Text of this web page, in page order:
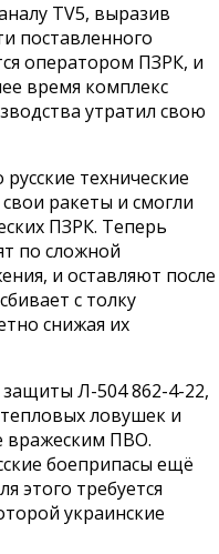
TV5, выразив
поставленного
оператором ПЗРК, и
время комплекс
утратил свою
технические
ракеты и смогли
ПЗРК. Теперь
по сложной
и оставляют после
с толку
снижая их
защиты Л-504 862-4-22,
ловушек и
вражеским ПВО.
боеприпасы ещё
этого требуется
украинские